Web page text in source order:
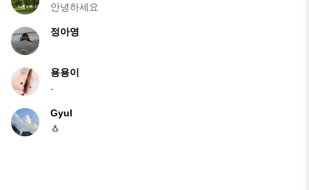
안녕하세요
정아영
용용이
-
Gyul
🐧